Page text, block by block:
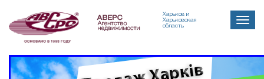
Харьков и
Харьковская
область
Toggle